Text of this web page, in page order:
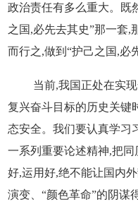
政治责任有多么重大。既
之国,必先去其史”那一套,
而行之,做到“护己之国,必
当前,我国正处在实
复兴奋斗目标的历史关键
态安全。我们要认真学习
一系列重要论述精神,把
好,运用好,绝不能让国内
演变、“颜色革命”的阴谋